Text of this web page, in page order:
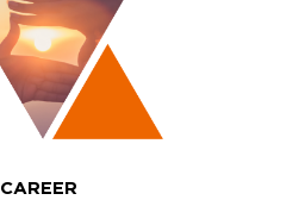
CAREER